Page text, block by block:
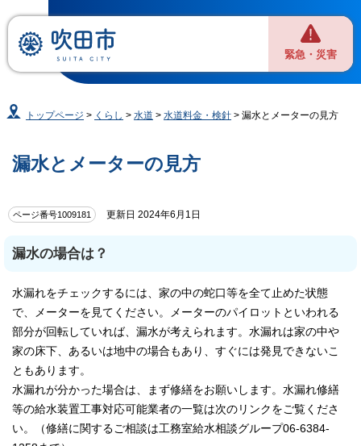
緊急・災害
トップページ > くらし >水道 >水道料金・検針 > 漏水とメーターの見方
漏水とメーターの見方
ページ番号1009181 更新日 2024年6月1日
漏水の場合は？
水漏れをチェックするには、家の中の蛇口等を全て止めた状態
で、メーターを見てください。メーターのパイロットといわれる
部分が回転していれば、漏水が考えられます。水漏れは家の中や
家の床下、あるいは地中の場合もあり、すぐには発見できないこ
ともあります。
水漏れが分かった場合は、まず修繕をお願いします。水漏れ修繕
等の給水装置工事対応可能業者の一覧は次のリンクをご覧くださ
い。（修繕に関するご相談は工務室給水相談グループ06-6384-